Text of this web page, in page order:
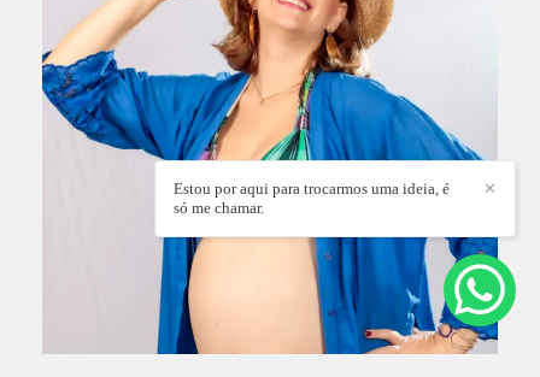
✕
Estou por aqui para trocarmos uma ideia, é
só me chamar.